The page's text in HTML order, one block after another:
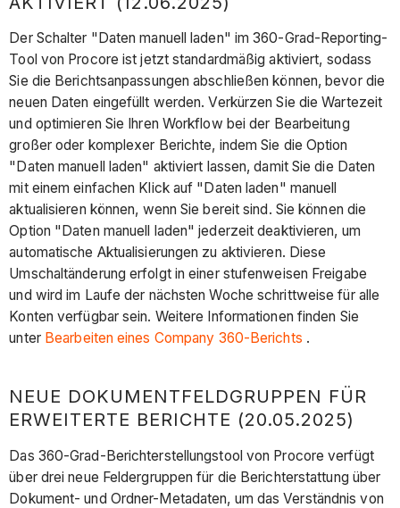
Der Schalter "Daten manuell laden" im 360-Grad-Reporting-
Tool von Procore ist jetzt standardmäßig aktiviert, sodass
Sie die Berichtsanpassungen abschließen können, bevor die
neuen Daten eingefüllt werden. Verkürzen Sie die Wartezeit
und optimieren Sie Ihren Workflow bei der Bearbeitung
großer oder komplexer Berichte, indem Sie die Option
"Daten manuell laden" aktiviert lassen, damit Sie die Daten
mit einem einfachen Klick auf "Daten laden" manuell
aktualisieren können, wenn Sie bereit sind. Sie können die
Option "Daten manuell laden" jederzeit deaktivieren, um
automatische Aktualisierungen zu aktivieren. Diese
Umschaltänderung erfolgt in einer stufenweisen Freigabe
und wird im Laufe der nächsten Woche schrittweise für alle
Konten verfügbar sein. Weitere Informationen finden Sie
unter Bearbeiten eines Company 360-Berichts .
NEUE DOKUMENTFELDGRUPPEN FÜR
ERWEITERTE BERICHTE (20.05.2025)
Das 360-Grad-Berichterstellungstool von Procore verfügt
über drei neue Feldergruppen für die Berichterstattung über
Dokument- und Ordner-Metadaten, um das Verständnis von